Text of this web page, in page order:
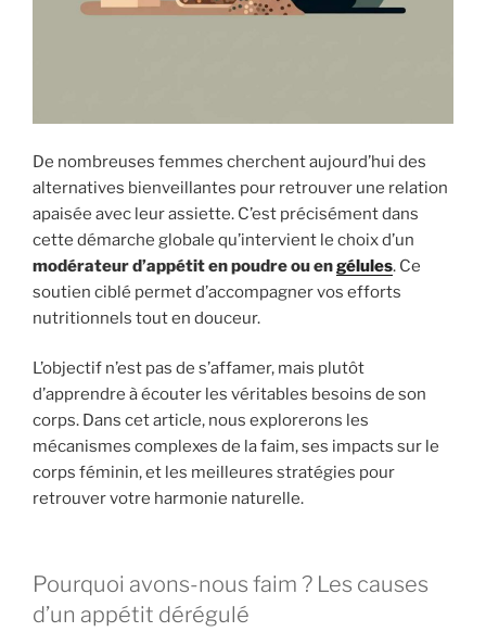
De nombreuses femmes cherchent aujourd’hui des
alternatives bienveillantes pour retrouver une relation
apaisée avec leur assiette. C’est précisément dans
cette démarche globale qu’intervient le choix d’un
modérateur d’appétit en poudre ou engélules. Ce
soutien ciblé permet d’accompagner vos efforts
nutritionnels tout en douceur.
L’objectif n’est pas de s’affamer, mais plutôt
d’apprendre à écouter les véritables besoins de son
corps. Dans cet article, nous explorerons les
mécanismes complexes de la faim, ses impacts sur le
corps féminin, et les meilleures stratégies pour
retrouver votre harmonie naturelle.
Pourquoi avons-nous faim ? Les causes
d’un appétit dérégulé